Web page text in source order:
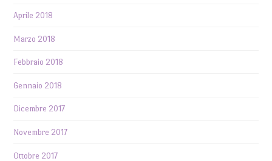
Aprile 2018
Marzo 2018
Febbraio 2018
Gennaio 2018
Dicembre 2017
Novembre 2017
Ottobre 2017